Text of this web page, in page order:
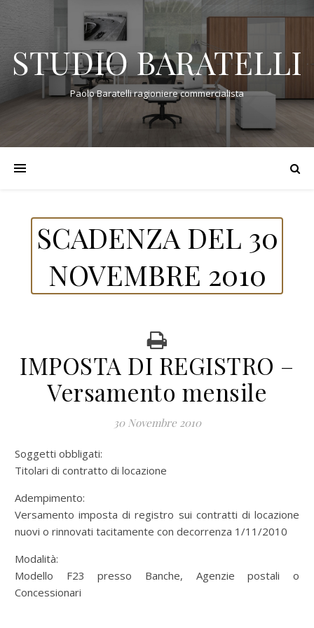
STUDIO BARATELLI
Paolo Baratelli ragioniere commercialista
SCADENZA DEL 30
NOVEMBRE 2010
IMPOSTA DI REGISTRO –
Versamento mensile
30 Novembre 2010
Soggetti obbligati:
Titolari di contratto di locazione
Adempimento:
Versamento imposta di registro sui contratti di locazione
nuovi o rinnovati tacitamente con decorrenza 1/11/2010
Modalità:
Modello F23 presso Banche, Agenzie postali o
Concessionari